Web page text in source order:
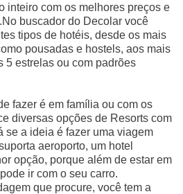
inteiro com os melhores preços e
buscador do Decolar você
tipos de hotéis, desde os mais
pousadas e hostels, aos mais
5 estrelas ou com padrões
fazer é em família ou com os
diversas opções de Resorts com
se a ideia é fazer uma viagem
aeroporto, um hotel
opção, porque além de estar em
ir com o seu carro.
que procure, você tem a